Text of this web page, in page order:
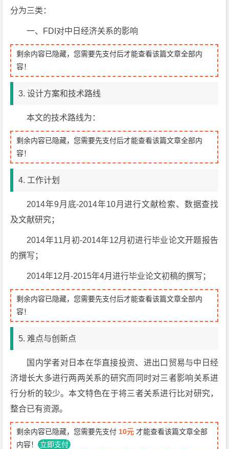
分为三类：
一、FDI对中日经济关系的影响
剩余内容已隐藏，您需要先支付后才能查看该篇文章全部内
容！
3. 设计方案和技术路线
本文的技术路线为：
剩余内容已隐藏，您需要先支付后才能查看该篇文章全部内
容！
4. 工作计划
2014年9月底-2014年10月进行文献检索、数据查找
及文献研究；
2014年11月初-2014年12月初进行毕业论文开题报告
的撰写；
2014年12月-2015年4月进行毕业论文初稿的撰写；
剩余内容已隐藏，您需要先支付后才能查看该篇文章全部内
容！
5. 难点与创新点
国内学者对日本在华直接投资、进出口贸易与中日经
济增长大多进行两两关系的研究而同时对三者影响关系进
行分析的较少。本文特色在于将三者关系进行比对研究，
整合已有资源。
剩余内容已隐藏，您需要先支付 10元 才能查看该篇文章全部
内容！ 立即支付